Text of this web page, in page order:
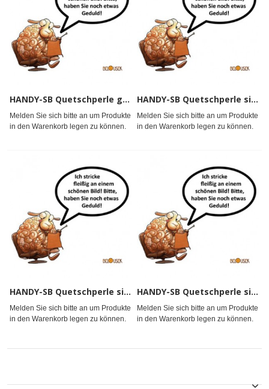
HANDY-SB Quetschperle go 2,3mm
Melden Sie sich bitte an um Produkte
in den Warenkorb legen zu können.
HANDY-SB Quetschperle si 1,8mm *
Melden Sie sich bitte an um Produkte
in den Warenkorb legen zu können.
HANDY-SB Quetschperle si 2,0mm
Melden Sie sich bitte an um Produkte
in den Warenkorb legen zu können.
HANDY-SB Quetschperle si 2,3mm
Melden Sie sich bitte an um Produkte
in den Warenkorb legen zu können.